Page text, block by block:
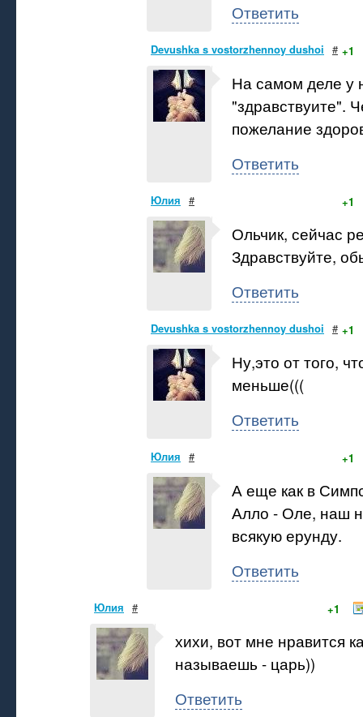
Ответить
Devushka s vostorzhennoy dushoi # +1
На самом деле у
"здравствуите".
пожелание
Ответить
Юлия # +1
Ольчик, сейчас
Здравствуйте,
Ответить
Devushka s vostorzhennoy dushoi # +1
Ну,это от того,
меньше(((
Ответить
Юлия # +1
А еще как в
Алло - Оле, наш
всякую ерунду.
Ответить
Юлия # +1
хихи, вот мне нравится
называешь - царь))
Ответить